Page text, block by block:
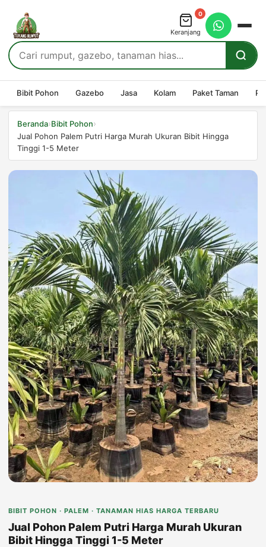
0
Keranjang
Bibit Pohon Gazebo Jasa Kolam Paket Taman
Beranda›Bibit Pohon›
Jual Pohon Palem Putri Harga Murah Ukuran Bibit Hingga
Tinggi 1-5 Meter
BIBIT POHON · PALEM · TANAMAN HIAS HARGA TERBARU
Jual Pohon Palem Putri Harga Murah Ukuran
Bibit Hingga Tinggi 1-5 Meter